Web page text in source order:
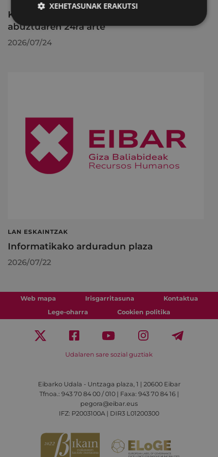
KIUBeko bulegoa itxita egongo da
abuztuaren 24ra arte
2026/07/24
LAN ESKAINTZAK
Informatikako arduradun plaza
2026/07/22
Web mapa Irisgarritasuna
Kontaktua
Lege-oharra
Cookien politika
Udalaren sare sozial guztiak
Eibarko Udala - Untzaga plaza, 1 | 20600 Eibar
Tfnoa.: 943 70 84 00 / 010 | Faxa: 943 70 84 16 |
pegora@eibar.eus
IFZ: P2003100A | DIR3 L01200300
XEHETASUNAK ERAKUTSI